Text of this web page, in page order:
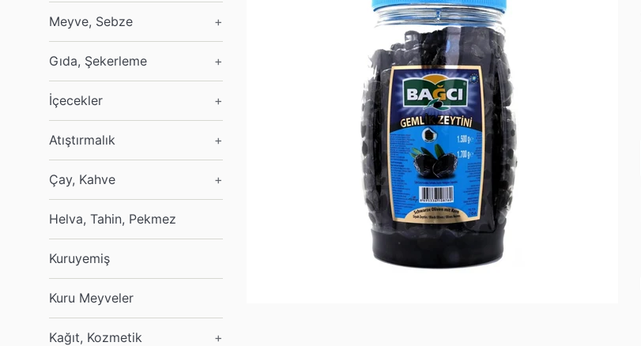
Meyve, Sebze +
Gıda, Şekerleme +
İçecekler +
Atıştırmalık +
Çay, Kahve +
Helva, Tahin, Pekmez
Kuruyemiş
Kuru Meyveler
Kağıt, Kozmetik +